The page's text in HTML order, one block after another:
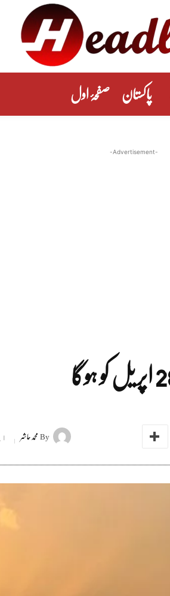
پاکستان صفحۂ اول
-Advertisement-
Byمحمد حاشر